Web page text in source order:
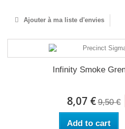
Ajouter à ma liste d'envies
Infinity Smoke
8,07 € 9,50 €
Add to cart